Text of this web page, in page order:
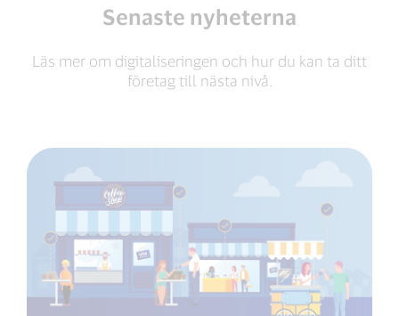
Senaste nyheterna
Läs mer om digitaliseringen och hur du kan ta ditt
företag till nästa nivå.